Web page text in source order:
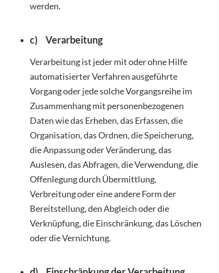
werden.
c) Verarbeitung
Verarbeitung ist jeder mit oder ohne Hilfe
automatisierter Verfahren ausgeführte
Vorgang oder jede solche Vorgangsreihe im
Zusammenhang mit personenbezogenen
Daten wie das Erheben, das Erfassen, die
Organisation, das Ordnen, die Speicherung,
die Anpassung oder Veränderung, das
Auslesen, das Abfragen, die Verwendung, die
Offenlegung durch Übermittlung,
Verbreitung oder eine andere Form der
Bereitstellung, den Abgleich oder die
Verknüpfung, die Einschränkung, das Löschen
oder die Vernichtung.